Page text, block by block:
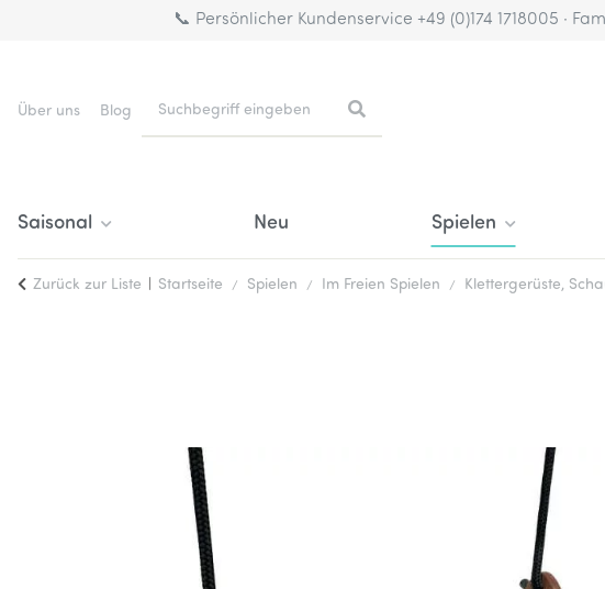
📞 Persönlicher Kundenservice +49 (0)174 1718005 ·
Über uns Blog
Saisonal Spielen
Neu
Zurück zur Liste Startseite Spielen Im Freien Spielen Klettergerüste,